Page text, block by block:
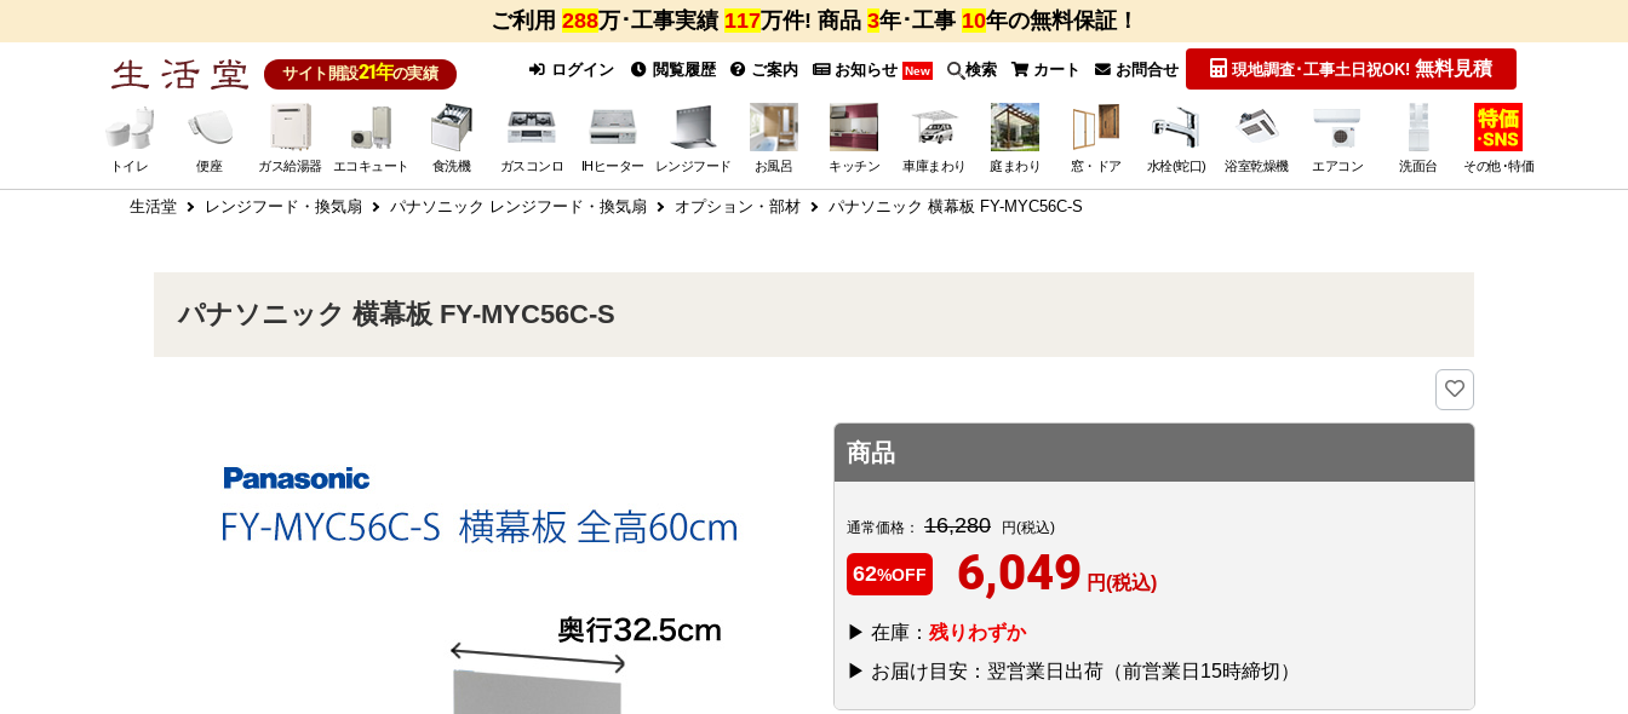
ご利用 288万･工事実績 117万件! 商品 3年･工事 10年の無料保証！
サイト開設21年の実績 ログイン 閲覧履歴 ご案内 お知らせ New 検索 カート お問合せ 現地調査･工事土日祝OK! 無料見積
トイレ 便座 ガス給湯器 エコキュート 食洗機 ガスコンロ IHヒーター レンジフード お風呂 キッチン 車庫まわり 庭まわり 窓・ドア 水栓(蛇口) 浴室乾燥機 エアコン 洗面台 その他･特価
生活堂 レンジフード・換気扇 パナソニック レンジフード・換気扇 オプション・部材 パナソニック 横幕板 FY-MYC56C-S
パナソニック 横幕板 FY-MYC56C-S
商品
通常価格： 16,280 円(税込)
62%OFF 6,049 円(税込)
▶ 在庫： 残りわずか
▶ お届け目安：翌営業日出荷（前営業日15時締切）